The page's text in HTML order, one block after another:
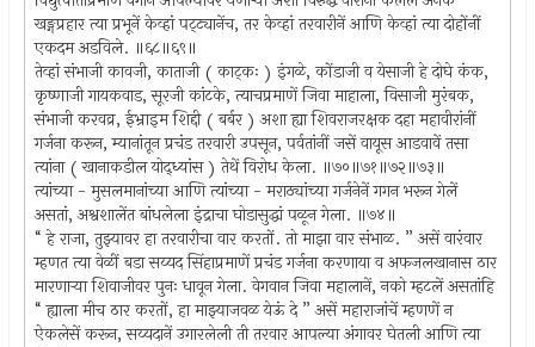
खङ्गप्रहार त्या प्रभूनें केव्हां पट्ट्यानेंच, तर केव्हां तरवारीनें आणि केव्हां त्या दोहोंनीं
एकदम अडविले. ॥६८॥६९॥
तेव्हां संभाजी कावजी, काताजी ( काट्कः ) इंगळे, कोंडाजी व येसाजी हे दोघे कंक,
कृष्णाजी गायकवाड, सूरजी कांटके, त्याचप्रमाणें जिवा माहाला, विसाजी मुरंबक,
संभाजी करवव्र, ईभ्राइम शिद्दी ( बर्बर ) अशा ह्या शिवराजरक्षक दहा महावीरांनीं
गर्जना करून, म्यानांतून प्रचंड तरवारी उपसून, पर्वतांनीं जसें वायूस आडवावें तसा
त्यांना ( खानाकडील योद्ध्यांस ) तेथें विरोध केला. ॥७०॥७१॥७२॥७३॥
त्यांच्या - मुसलमानांच्या आणि त्यांच्या - मराठ्यांच्या गर्जनेनें गगन भरून गेलें
असतां, अश्वशालेंत बांधलेला इंद्राचा घोडासुद्धां पळून गेला. ॥७४॥
“ हे राजा, तुझ्यावर हा तरवारीचा वार करतों. तो माझा वार संभाळ. ” असें वारंवार
म्हणत त्या वेळीं बडा सय्यद सिंहाप्रमाणें प्रचंड गर्जना करणा‍या व अफजलखानास ठार
मारणार्‍या शिवाजीवर पुनः धावून गेला. वेगवान जिवा महालानें, नको म्हटलें असतांहि
“ ह्याला मीच ठार करतों, हा माझ्याजवळ येऊं दे ” असें महाराजांचें म्हणणें न
ऐकलेसें करून, सय्यदानें उगारलेली ती तरवार आपल्या अंगावर घेतली आणि त्या